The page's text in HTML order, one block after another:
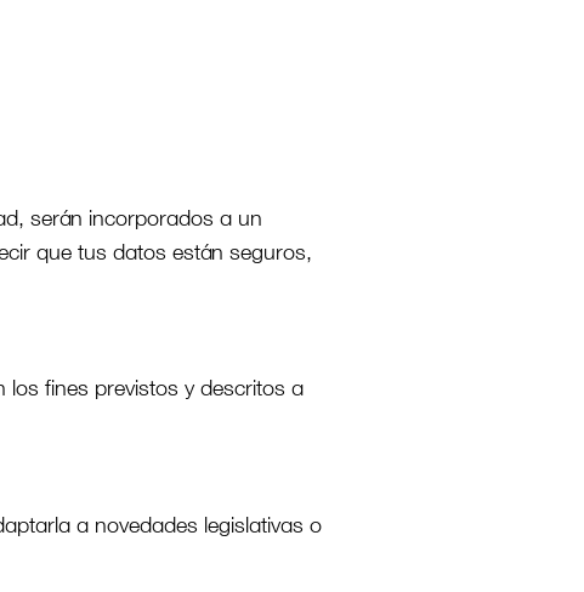
serán incorporados a un
que tus datos están seguros,
fines previstos y descritos a
a novedades legislativas o